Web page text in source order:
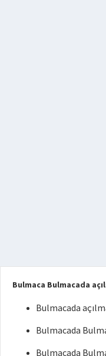
Bulmaca Bulmacada
Bulmacada
Bulmacada
Bulmacada